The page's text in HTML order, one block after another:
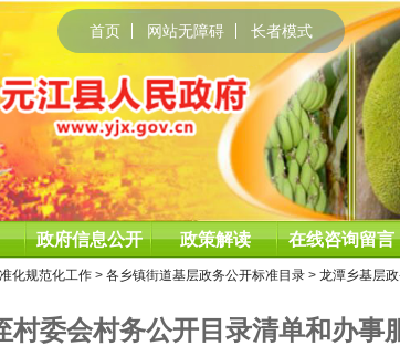
首页 网站无障碍 长者模式
政府信息公开 政策解读 在线咨询留言
化规范化工作 > 各乡镇街道基层政务公开标准目录 > 龙潭乡基层
委会村务公开目录清单和办事